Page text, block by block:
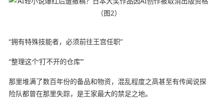
“拥有特殊技能者，必须前往王宫任职”
“整理这个‘打不开的仓库’”
那里堆满了数百年份的备品和物资，混乱程度之高甚至有传闻说探
险队都曾在那里失踪，是王家最大的禁足之地。